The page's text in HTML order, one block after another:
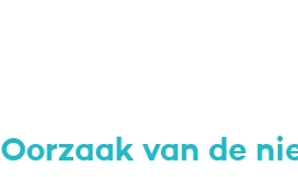
Oorzaak van de